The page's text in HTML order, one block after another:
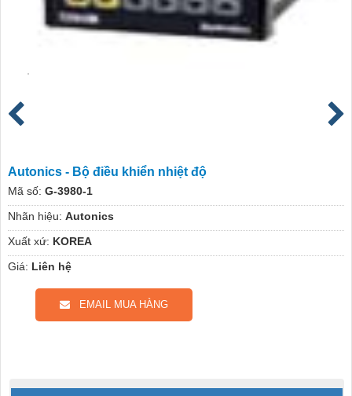
Autonics - Bộ điều khiển nhiệt độ
Mã số: G-3980-1
Nhãn hiệu: Autonics
Xuất xứ: KOREA
Giá: Liên hệ
EMAIL MUA HÀNG